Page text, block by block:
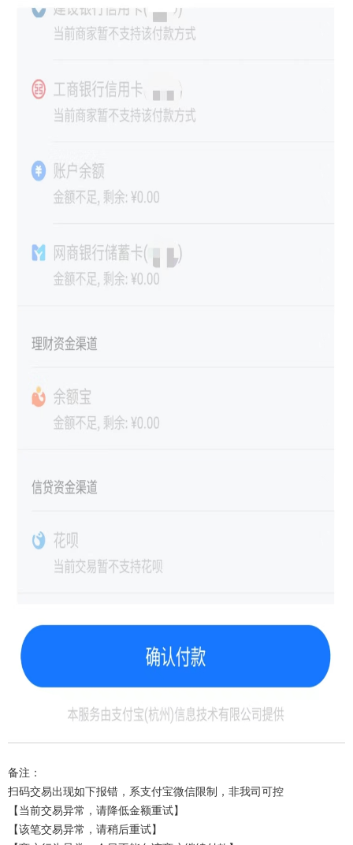
备注：
扫码交易出现如下报错，系支付宝微信限制，非我司可控
【当前交易异常，请降低金额重试】
【该笔交易异常，请稍后重试】